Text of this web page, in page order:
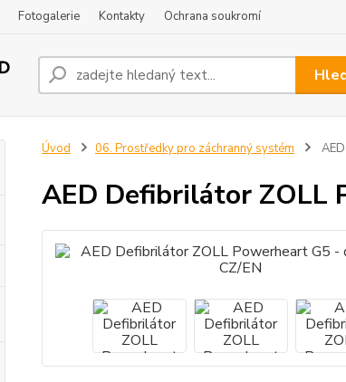
Fotogalerie Kontakty Ochrana soukromí
Úvod 06. Prostředky pro záchranný systém
AED Defibrilátor ZOLL